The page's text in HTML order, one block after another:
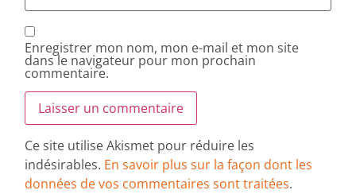
Enregistrer mon nom, mon e-mail et mon site
dans le navigateur pour mon prochain
commentaire.
Ce site utilise Akismet pour réduire les
indésirables. En savoir plus sur la façon dont les
données de vos commentaires sont traitées.